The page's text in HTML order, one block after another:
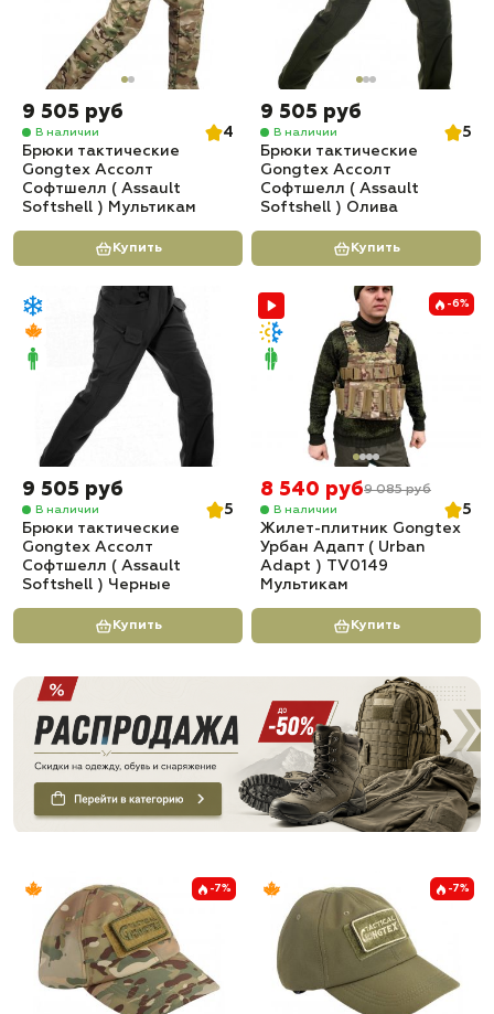
9 505 руб
В наличии
4
Брюки тактические
Gongtex Ассолт
Софтшелл ( Assault
Softshell ) Мультикам
Купить
9 505 руб
В наличии
5
Брюки тактические
Gongtex Ассолт
Софтшелл ( Assault
Softshell ) Олива
Купить
9 505 руб
В наличии
5
Брюки тактические
Gongtex Ассолт
Софтшелл ( Assault
Softshell ) Черные
Купить
-6%
8 540 руб9 085 руб
В наличии
5
Жилет-плитник Gongtex
Урбан Адапт ( Urban
Adapt ) TV0149
Мультикам
Купить
-7% -7%